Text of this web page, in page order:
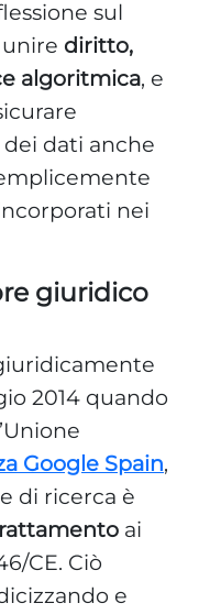
sul
unire diritto,
algoritmica, e
dei dati anche
nei
giuridico
2014 quando
Google Spain,
di ricerca è
ai
CE. Ciò
e